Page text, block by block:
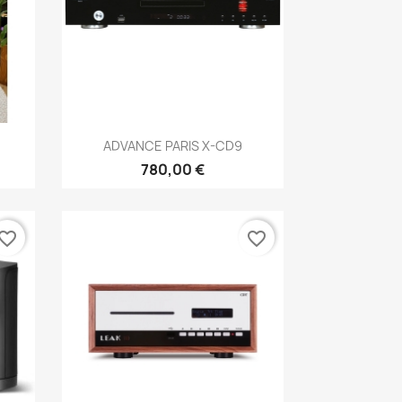
Anteprima
ADVANCE PARIS X-CD9
780,00 €
favorite_border